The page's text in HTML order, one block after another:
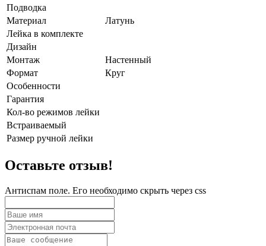
Подводка
Материал
Латунь
Лейка в комплекте
Дизайн
Монтаж
Настенный
Формат
Круг
Особенности
Гарантия
Кол-во режимов лейки
Встраиваемый
Размер ручной лейки
Оставьте отзыв!
Антиспам поле. Его необходимо скрыть через css